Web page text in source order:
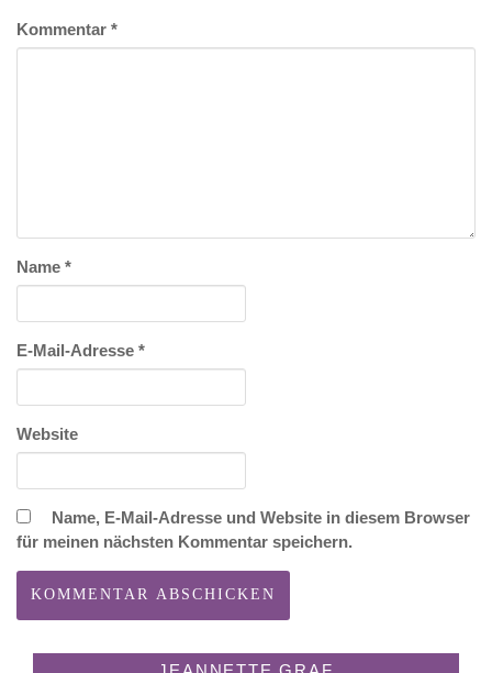
Kommentar *
Name *
E-Mail-Adresse *
Website
Name, E-Mail-Adresse und Website in diesem Browser
für meinen nächsten Kommentar speichern.